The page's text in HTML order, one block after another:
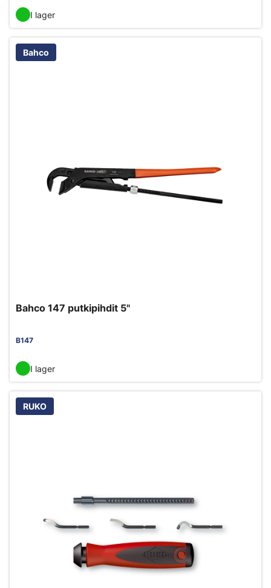
I lager
Bahco
Bahco 147 putkipihdit 5"
B147
I lager
RUKO